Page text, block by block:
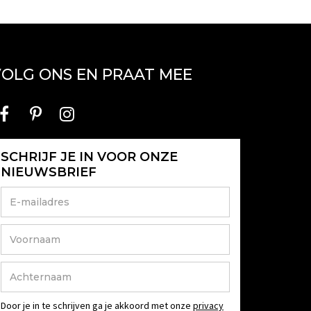
ONS EN PRAAT MEE
SCHRIJF JE IN VOOR ONZE
NIEUWSBRIEF
Door je in te schrijven ga je akkoord met onze privacy